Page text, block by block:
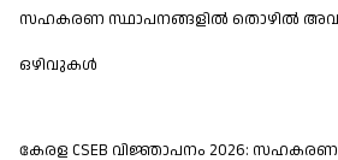
സഹകരണ സ്ഥാപനങ്ങളിൽ തൊഴിൽ
ഒഴിവുകൾ
കേരള CSEB വിജ്ഞാപനം 2026: